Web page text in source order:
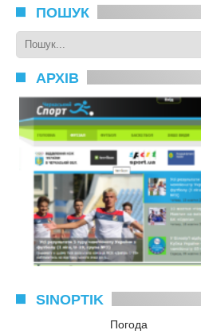
ПОШУК
АРХІВ
SINOPTIK
Погода